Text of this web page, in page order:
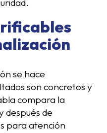
se hace
son concretos y
compara la
después de
para atención